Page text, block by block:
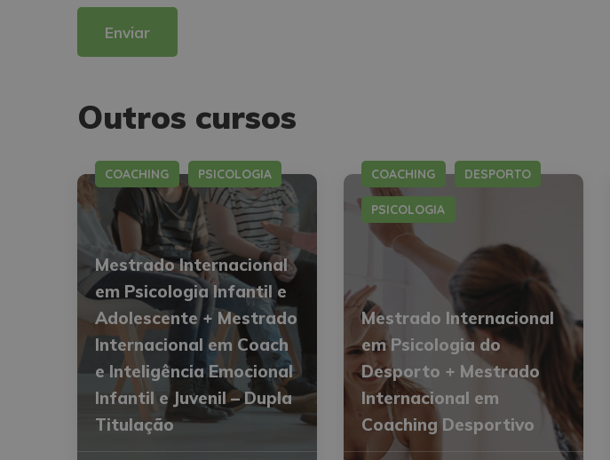
Outros cursos
COACHING PSICOLOGIA
Mestrado Internacional
em Psicologia Infantil e
Adolescente + Mestrado
Internacional em Coach
e Inteligência Emocional
Infantil e Juvenil – Dupla
Titulação
COACHING DESPORTO
PSICOLOGIA
Mestrado Internacional
em Psicologia do
Desporto + Mestrado
Internacional em
Coaching Desportivo